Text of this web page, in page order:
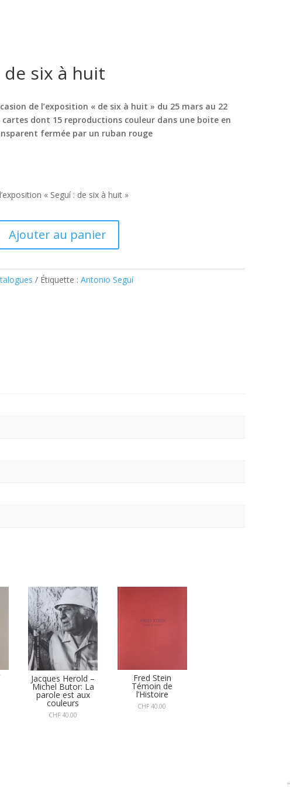
de six à huit
de l’exposition « de six à huit » du 25 mars au 22
cartes dont 15 reproductions couleur dans une boite en
fermée par un ruban rouge
« Seguí : de six à huit »
Ajouter au panier
Étiquette : Antonio Seguí
Jacques Herold –
Michel Butor: La
parole est aux
couleurs
CHF40.00
Fred Stein
Témoin de
l’Histoire
CHF 40.00